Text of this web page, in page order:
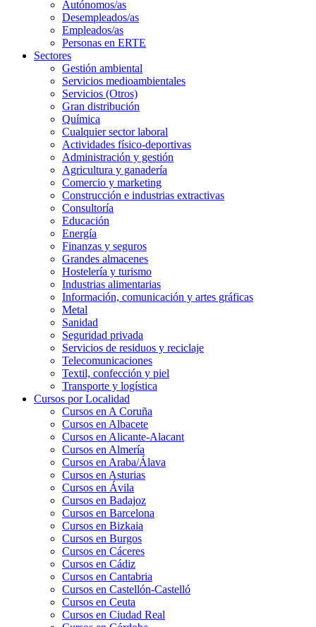
Autónomos/as
Desempleados/as
Empleados/as
Personas en ERTE
Sectores
Gestión ambiental
Servicios medioambientales
Servicios (Otros)
Gran distribución
Química
Cualquier sector laboral
Actividades físico-deportivas
Administración y gestión
Agricultura y ganadería
Comercio y marketing
Construcción e industrias extractivas
Consultoría
Educación
Energía
Finanzas y seguros
Grandes almacenes
Hostelería y turismo
Industrias alimentarias
Información, comunicación y artes gráficas
Metal
Sanidad
Seguridad privada
Servicios de residuos y reciclaje
Telecomunicaciones
Textil, confección y piel
Transporte y logística
Cursos por Localidad
Cursos en A Coruña
Cursos en Albacete
Cursos en Alicante-Alacant
Cursos en Almería
Cursos en Araba/Álava
Cursos en Asturias
Cursos en Ávila
Cursos en Badajoz
Cursos en Barcelona
Cursos en Bizkaia
Cursos en Burgos
Cursos en Cáceres
Cursos en Cádiz
Cursos en Cantabria
Cursos en Castellón-Castelló
Cursos en Ceuta
Cursos en Ciudad Real